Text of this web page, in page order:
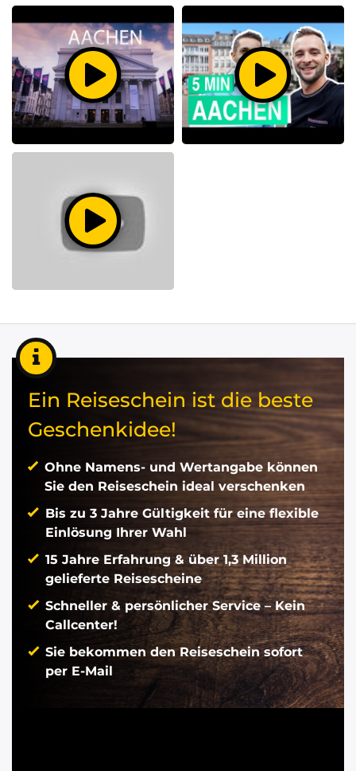
Ein Reiseschein ist die beste
Geschenkidee!
Ohne Namens- und Wertangabe können
Sie den Reiseschein ideal verschenken
Bis zu 3 Jahre Gültigkeit für eine flexible
Einlösung Ihrer Wahl
15 Jahre Erfahrung & über 1,3 Million
gelieferte Reisescheine
Schneller & persönlicher Service – Kein
Callcenter!
Sie bekommen den Reiseschein sofort
per E-Mail